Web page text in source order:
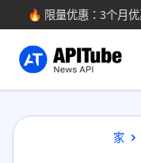
🔥 限量优惠：3个月
家